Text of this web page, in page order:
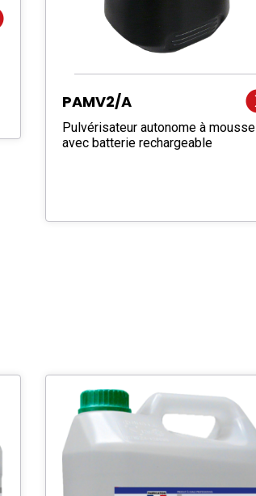
PAMV2/A
Pulvérisateur autonome à mousse
avec batterie rechargeable